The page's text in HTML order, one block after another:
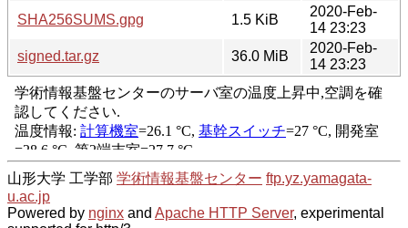
SHA256SUMS.gpg
1.5 KiB
2020-Feb-
14 23:23
signed.tar.gz
36.0 MiB
2020-Feb-
14 23:23
山形大学 工学部 学術情報基盤センター ftp.yz.yamagata-
u.ac.jp
Powered by nginx and Apache HTTP Server, experimental